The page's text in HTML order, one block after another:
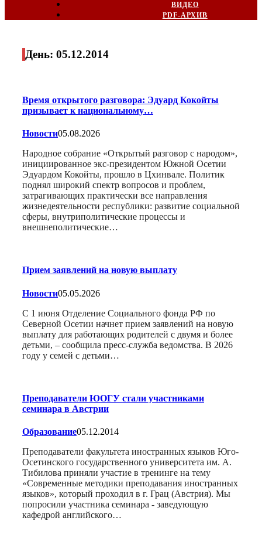
ВИДЕО
PDF-АРХИВ
День: 05.12.2014
Время открытого разговора: Эдуард Кокойты
призывает к национальному…
Новости05.08.2026
Народное собрание «Открытый разговор с народом»,
инициированное экс-президентом Южной Осетии
Эдуардом Кокойты, прошло в Цхинвале. Политик
поднял широкий спектр вопросов и проблем,
затрагивающих практически все направления
жизнедеятельности республики: развитие социальной
сферы, внутриполитические процессы и
внешнеполитические…
Прием заявлений на новую выплату
Новости05.05.2026
С 1 июня Отделение Социального фонда РФ по
Северной Осетии начнет прием заявлений на новую
выплату для работающих родителей с двумя и более
детьми, – сообщила пресс-служба ведомства. В 2026
году у семей с детьми…
Преподаватели ЮОГУ стали участниками
семинара в Австрии
Образование05.12.2014
Преподаватели факультета иностранных языков Юго-
Осетинского государственного университета им. А.
Тибилова приняли участие в тренинге на тему
«Современные методики преподавания иностранных
языков», который проходил в г. Грац (Австрия). Мы
попросили участника семинара - заведующую
кафедрой английского…